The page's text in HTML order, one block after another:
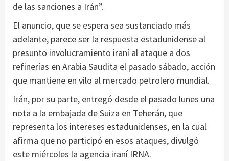
de las sanciones a Irán”.
El anuncio, que se espera sea sustanciado más
adelante, parece ser la respuesta estadunidense al
presunto involucramiento iraní al ataque a dos
refinerías en Arabia Saudita el pasado sábado, acción
que mantiene en vilo al mercado petrolero mundial.
Irán, por su parte, entregó desde el pasado lunes una
nota a la embajada de Suiza en Teherán, que
representa los intereses estadunidenses, en la cual
afirma que no participó en esos ataques, divulgó
este miércoles la agencia iraní IRNA.